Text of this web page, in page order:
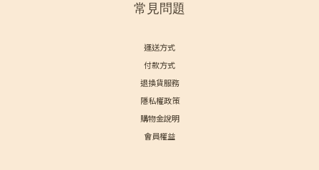
常見問題
運送方式
付款方式
退換貨服務
隱私權政策
購物金說明
會員權益